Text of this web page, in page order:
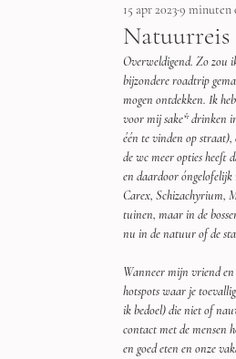
Plantenbibliotheek
Natuurreis
15 apr 20239 minuten
Overweldigend. Zo zou
bijzondere roadtrip
mogen ontdekken. Ik
voor mij sake* drinken
één te vinden op
de wc meer opties heeft
en daardoor
Carex, Schizachyrium,
tuinen, maar in de
nu in de natuur of de
Wanneer mijn vriend
hotspots waar je
ik bedoel) die niet of
contact met de mensen
en goed eten en onze